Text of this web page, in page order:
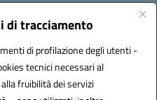
di tracciamento
di profilazione degli utenti -
tecnici necessari al
fruibilità dei servizi